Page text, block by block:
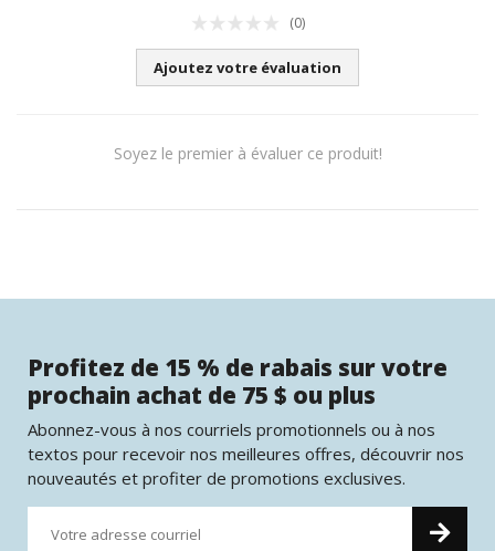
(0)
Ajoutez votre évaluation
Soyez le premier à évaluer ce produit!
Profitez de 15 % de rabais sur votre
prochain achat de 75 $ ou plus
Abonnez-vous à nos courriels promotionnels ou à nos
textos pour recevoir nos meilleures offres, découvrir nos
nouveautés et profiter de promotions exclusives.